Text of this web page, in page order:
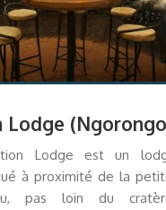
Lodge
Lodge est un
à proximité de la
pas loin du